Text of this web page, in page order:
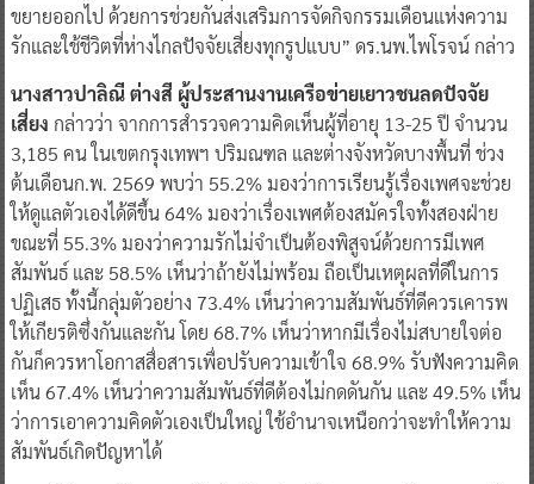
ขยายออกไป ด้วยการช่วยกันส่งเสริมการจัดกิจกรรมเดือนแห่งความ
รักและใช้ชีวิตที่ห่างไกลปัจจัยเสี่ยงทุกรูปแบบ” ดร.นพ.ไพโรจน์ กล่าว
นางสาวปาลิณี ต่างสี ผู้ประสานงานเครือข่ายเยาวชนลดปัจจัย
เสี่ยง กล่าวว่า จากการสำรวจความคิดเห็นผู้ที่อายุ 13-25 ปี จำนวน
3,185 คน ในเขตกรุงเทพฯ ปริมณฑล และต่างจังหวัดบางพื้นที่ ช่วง
ต้นเดือนก.พ. 2569 พบว่า 55.2% มองว่าการเรียนรู้เรื่องเพศจะช่วย
ให้ดูแลตัวเองได้ดีขึ้น 64% มองว่าเรื่องเพศต้องสมัครใจทั้งสองฝ่าย
ขณะที่ 55.3% มองว่าความรักไม่จำเป็นต้องพิสูจน์ด้วยการมีเพศ
สัมพันธ์ และ 58.5% เห็นว่าถ้ายังไม่พร้อม ถือเป็นเหตุผลที่ดีในการ
ปฏิเสธ ทั้งนี้กลุ่มตัวอย่าง 73.4% เห็นว่าความสัมพันธ์ที่ดีควรเคารพ
ให้เกียรติซึ่งกันและกัน โดย 68.7% เห็นว่าหากมีเรื่องไม่สบายใจต่อ
กันก็ควรหาโอกาสสื่อสารเพื่อปรับความเข้าใจ 68.9% รับฟังความคิด
เห็น 67.4% เห็นว่าความสัมพันธ์ที่ดีต้องไม่กดดันกัน และ 49.5% เห็น
ว่าการเอาความคิดตัวเองเป็นใหญ่ ใช้อำนาจเหนือกว่าจะทำให้ความ
สัมพันธ์เกิดปัญหาได้